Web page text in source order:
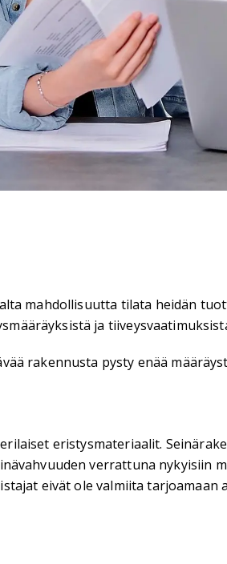
mahdollisuutta tilata heidän
ja
rakennusta pysty enää
eristysmateriaalit.
verrattuna nykyisiin
eivät ole valmiita tarjoamaan